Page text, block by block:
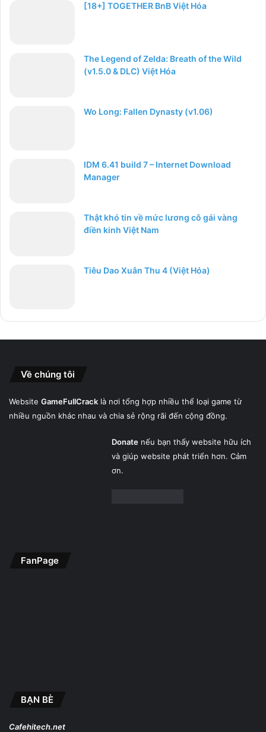
[18+] TOGETHER BnB Việt Hóa
The Legend of Zelda: Breath of the Wild
(v1.5.0 & DLC) Việt Hóa
Wo Long: Fallen Dynasty (v1.06)
IDM 6.41 build 7 – Internet Download
Manager
Thật khó tin về mức lương cô gái vàng
điền kinh Việt Nam
Tiêu Dao Xuân Thu 4 (Việt Hóa)
Về chúng tôi
Website GameFullCrack là nơi tổng hợp nhiều thể loại game từ
nhiều nguồn khác nhau và chia sẻ rộng rãi đến cộng đồng.
Donatenếu bạn thấy website hữu ích
và giúp website phát triển hơn. Cảm
ơn.
FanPage
BẠN BÈ
Cafehitech.net